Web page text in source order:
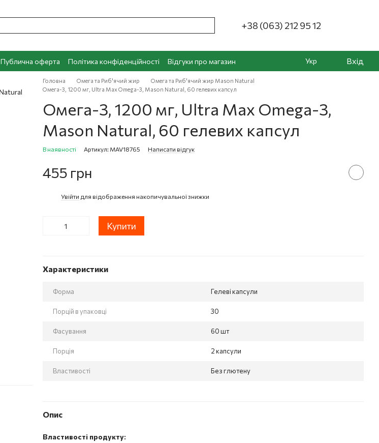
+38 (063) 212 95 12
Публична оферта Політика конфіденційності
Відгуки про магазин
Укр Вхід
Головна Омега та Риб'ячий жир
Омега та Риб'ячий жир Mason Natural
Омега-3, 1200 мг, Ultra Max Omega-3, Mason Natural, 60 гелевих капсул
Омега-3, 1200 мг, Ultra Max Omega-3,
Mason Natural, 60 гелевих капсул
В наявності Артикул: MAV18765 Написати відгук
455 грн
Увійти для відображення накопичувальної знижки
Купити
Характеристики
Форма Гелеві капсули
Порцій в упаковці 30
Фасування 60 шт
Порція 2 капсули
Властивості Без глютену
Опис
Властивості продукту: